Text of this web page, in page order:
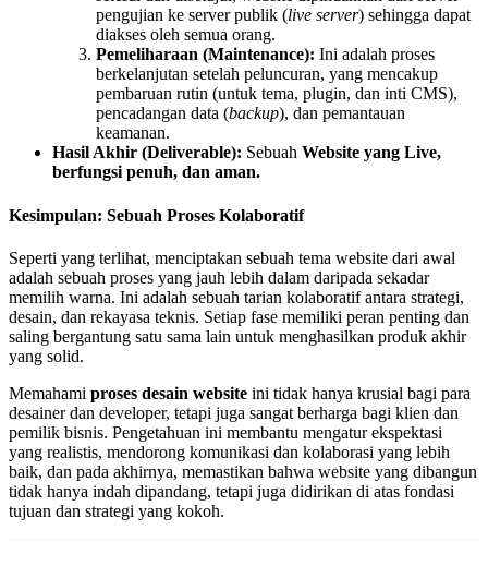
pengujian ke server publik (live server) sehingga dapat
diakses oleh semua orang.
Pemeliharaan (Maintenance): Ini adalah proses
berkelanjutan setelah peluncuran, yang mencakup
pembaruan rutin (untuk tema, plugin, dan inti CMS),
pencadangan data (backup), dan pemantauan
keamanan.
Hasil Akhir (Deliverable): Sebuah Website yang Live,
berfungsi penuh, dan aman.
Kesimpulan: Sebuah Proses Kolaboratif
Seperti yang terlihat, menciptakan sebuah tema website dari awal
adalah sebuah proses yang jauh lebih dalam daripada sekadar
memilih warna. Ini adalah sebuah tarian kolaboratif antara strategi,
desain, dan rekayasa teknis. Setiap fase memiliki peran penting dan
saling bergantung satu sama lain untuk menghasilkan produk akhir
yang solid.
Memahami proses desain website ini tidak hanya krusial bagi para
desainer dan developer, tetapi juga sangat berharga bagi klien dan
pemilik bisnis. Pengetahuan ini membantu mengatur ekspektasi
yang realistis, mendorong komunikasi dan kolaborasi yang lebih
baik, dan pada akhirnya, memastikan bahwa website yang dibangun
tidak hanya indah dipandang, tetapi juga didirikan di atas fondasi
tujuan dan strategi yang kokoh.